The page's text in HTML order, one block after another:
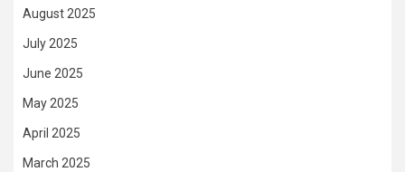
August 2025
July 2025
June 2025
May 2025
April 2025
March 2025